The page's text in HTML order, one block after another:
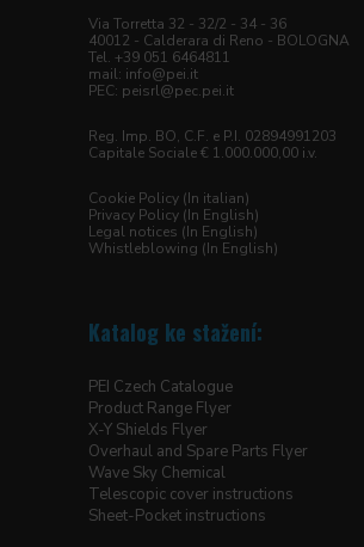
Via Torretta 32 - 32/2 - 34 - 36
40012 - Calderara di Reno - BOLOGNA
Tel. +39 051 6464811
mail: info@pei.it
PEC: peisrl@pec.pei.it
Reg. Imp. BO, C.F. e P.I. 02894991203
Capitale Sociale € 1.000.000,00 i.v.
Cookie Policy (In italian)
Privacy Policy (In English)
Legal notices (In English)
Whistleblowing (In English)
Katalog ke stažení:
PEI Czech Catalogue
Product Range Flyer
X-Y Shields Flyer
Overhaul and Spare Parts Flyer
Wave Sky Chemical
Telescopic cover instructions
Sheet-Pocket instructions